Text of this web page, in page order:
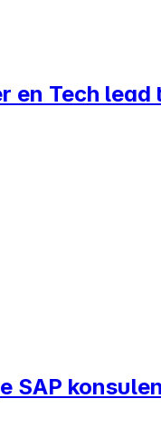
en Tech
SAP